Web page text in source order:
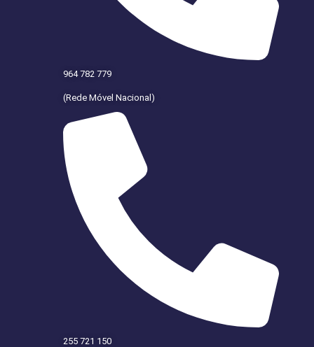
964 782 779
(Rede Móvel Nacional)
255 721 150